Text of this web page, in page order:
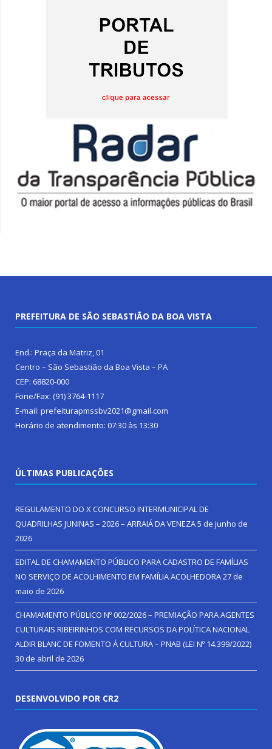
PREFEITURA DE SÃO SEBASTIÃO DA BOA VISTA
End.: Praça da Matriz, 01
Centro – São Sebastião da Boa Vista – PA
CEP: 68820-000
Fone/Fax: (91) 3764-1117
E-mail: prefeiturapmssbv2021@gmail.com
Horário de atendimento: 07:30 às 13:30
ÚLTIMAS PUBLICAÇÕES
REGULAMENTO DO X CONCURSO INTERMUNICIPAL DE
QUADRILHAS JUNINAS – 2026 – ARRAIÁ DA VENEZA5 de junho de
2026
EDITAL DE CHAMAMENTO PÚBLICO PARA CADASTRO DE FAMÍLIAS
NO SERVIÇO DE ACOLHIMENTO EM FAMÍLIA ACOLHEDORA27 de
maio de 2026
CHAMAMENTO PÚBLICO Nº 002/2026 – PREMIAÇÃO PARA AGENTES
CULTURAIS RIBEIRINHOS COM RECURSOS DA POLÍTICA NACIONAL
ALDIR BLANC DE FOMENTO Á CULTURA – PNAB (LEI Nº 14.399/2022)
30 de abril de 2026
DESENVOLVIDO POR CR2